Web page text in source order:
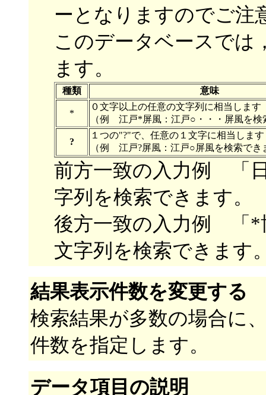
ーとなりますのでご注
このデータベースでは
ます。
種類 意味
*
０文字以上の任意の文字列に相当します
（例 江戸*屏風：江戸○・・・屏風を検
?
１つの"?"で、任意の１文字に相当します
（例 江戸?屏風：江戸○屏風を検索でき
前方一致の入力例 「
字列を検索できます。
後方一致の入力例 「
文字列を検索できます
結果表示件数を変更する
検索結果が多数の場合に
件数を指定します。
データ項目の説明